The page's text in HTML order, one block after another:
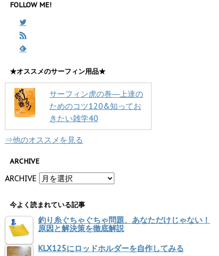
FOLLOW ME!
★オススメのサーフィン用品★
サーフィン虎の巻―上達の
ためのコツ120&知ってお
きたい雑学40
⇒他のオススメを見る
ARCHIVE
ARCHIVE
今よく読まれている記事
釣り糸ぐちゃぐちゃ問題、あなただけじゃない！
原因と解決策を徹底解説
KLX125にロッドホルダーを自作してみる